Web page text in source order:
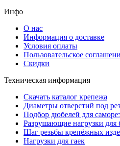
Инфо
О нас
Информация о доставке
Условия оплаты
Пользовательское
Скидки
Техническая информация
Скачать каталог крепежа
Диаметры отверстий под
Подбор дюбелей для
Разрушающие нагрузки для
Шаг резьбы крепёжных
Нагрузки для гаек